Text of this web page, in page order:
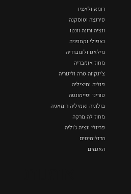
רומא ולאציו
פירנצה וטוסקנה ‏
ונציה ורונה וונטו
נאפולי‏ וקמפניה
מילאנו ולומברדיה
מחוז אומבריה
צ'ינקווה טרה וליגוריה
פוליה וסיציליה ‏
טורינו ופיימונטה
בולוניה ואמיליה רומאניה
מחוז לה מרקה
פריולי ונציה ג'וליה
הדולומיטים
האגמים